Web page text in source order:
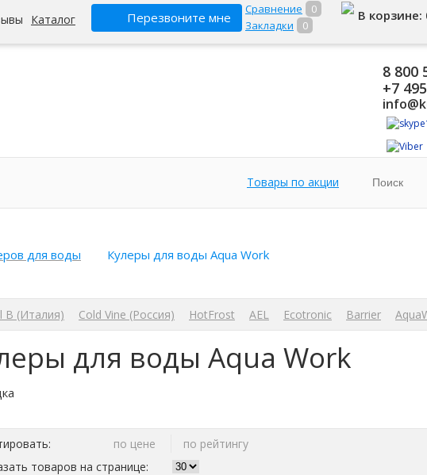
Каталог Перезвоните мне
Сравнение
0
Закладки
0
В корзине:
8 800
+7
Товары по акции
для воды Кулеры для воды Aqua Work
B (Италия) Cold Vine (Россия) HotFrost AEL Ecotronic Barrier
для воды Aqua Work
по цене
по рейтингу
товаров на странице: